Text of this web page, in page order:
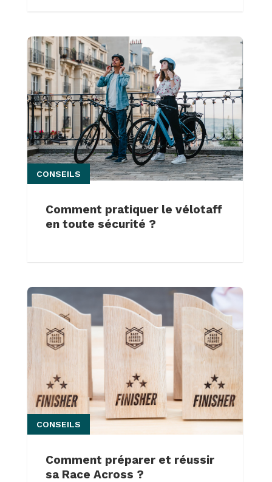
Comment pratiquer le vélotaff
en toute sécurité ?
CONSEILS
Comment préparer et réussir
sa Race Across ?
CONSEILS